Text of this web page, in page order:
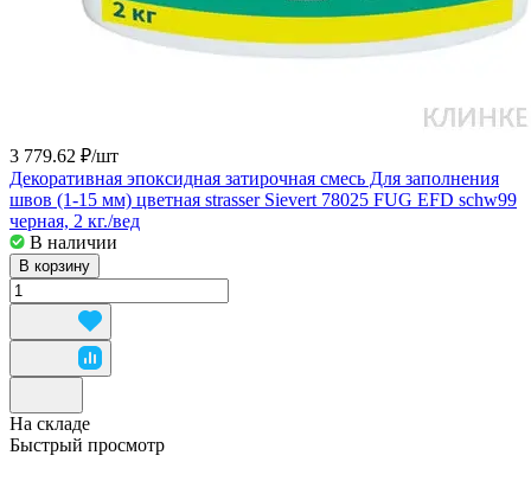
3 779.62 ₽/шт
Декоративная эпоксидная затирочная смесь Для заполнения
швов (1-15 мм) цветная strasser Sievert 78025 FUG EFD schw99
черная, 2 кг./вед
В наличии
В корзину
На складе
Быстрый просмотр